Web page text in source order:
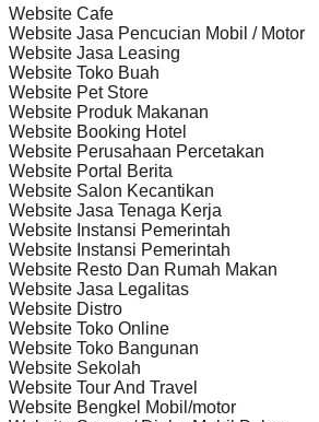
Website Cafe
Website Jasa Pencucian Mobil / Motor
Website Jasa Leasing
Website Toko Buah
Website Pet Store
Website Produk Makanan
Website Booking Hotel
Website Perusahaan Percetakan
Website Portal Berita
Website Salon Kecantikan
Website Jasa Tenaga Kerja
Website Instansi Pemerintah
Website Instansi Pemerintah
Website Resto Dan Rumah Makan
Website Jasa Legalitas
Website Distro
Website Toko Online
Website Toko Bangunan
Website Sekolah
Website Tour And Travel
Website Bengkel Mobil/motor